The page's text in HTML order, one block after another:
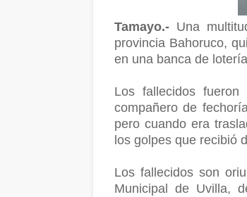
Tamayo.- Una
provincia Bahoruco,
en una banca de
Los fallecidos fueron
compañero de
pero cuando era
los golpes que recibió
Los fallecidos son
Municipal de Uvilla,